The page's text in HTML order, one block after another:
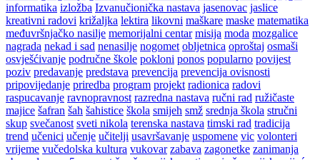
informatika izložba Izvanučionička nastava jasenovac jaslice
kreativni radovi križaljka lektira likovni maškare maske matematika
međuvršnjačko nasilje memorijalni centar misija moda mozgalice
nagrada nekad i sad nenasilje nogomet obljetnica oproštaj osmaši
osvješćivanje područne škole pokloni ponos popularno povijest
poziv predavanje predstava prevencija prevencija ovisnosti
pripovijedanje priredba program projekt radionica radovi
raspucavanje ravnopravnost razredna nastava ručni rad ružičaste
majice šafran šah šahistice škola smijeh smž srednja škola stručni
skup svečanost sveti nikola terenska nastava timski rad tradicija
trend učenici učenje učitelji usavršavanje uspomene vic volonteri
vrijeme vučedolska kultura vukovar zabava zagonetke zanimanja